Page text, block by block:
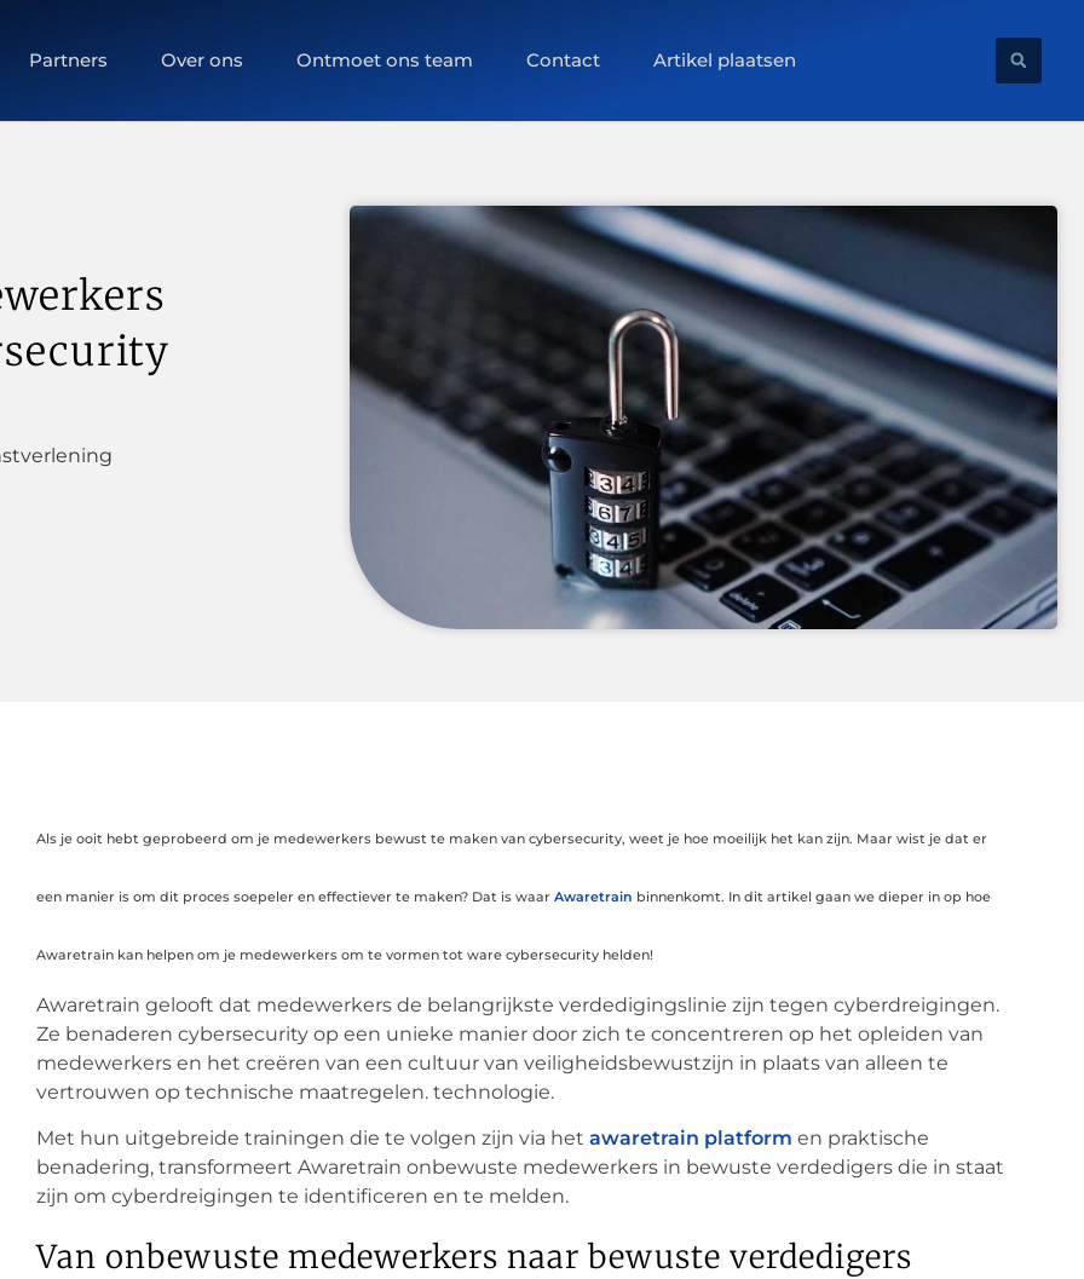
Partners Over ons Ontmoet ons team Contact Artikel plaatsen
Als je ooit hebt geprobeerd om je medewerkers bewust te maken van cybersecurity, weet je hoe moeilijk het kan zijn. Maar wist je dat er
een manier is om dit proces soepeler en effectiever te maken? Dat is waar Awaretrain binnenkomt. In dit artikel gaan we dieper in op hoe
Awaretrain kan helpen om je medewerkers om te vormen tot ware cybersecurity helden!
Awaretrain gelooft dat medewerkers de belangrijkste verdedigingslinie zijn tegen cyberdreigingen.
Ze benaderen cybersecurity op een unieke manier door zich te concentreren op het opleiden van
medewerkers en het creëren van een cultuur van veiligheidsbewustzijn in plaats van alleen te
vertrouwen op technische maatregelen. technologie.
Met hun uitgebreide trainingen die te volgen zijn via het awaretrain platform en praktische
benadering, transformeert Awaretrain onbewuste medewerkers in bewuste verdedigers die in staat
zijn om cyberdreigingen te identificeren en te melden.
Van onbewuste medewerkers naar bewuste verdedigers